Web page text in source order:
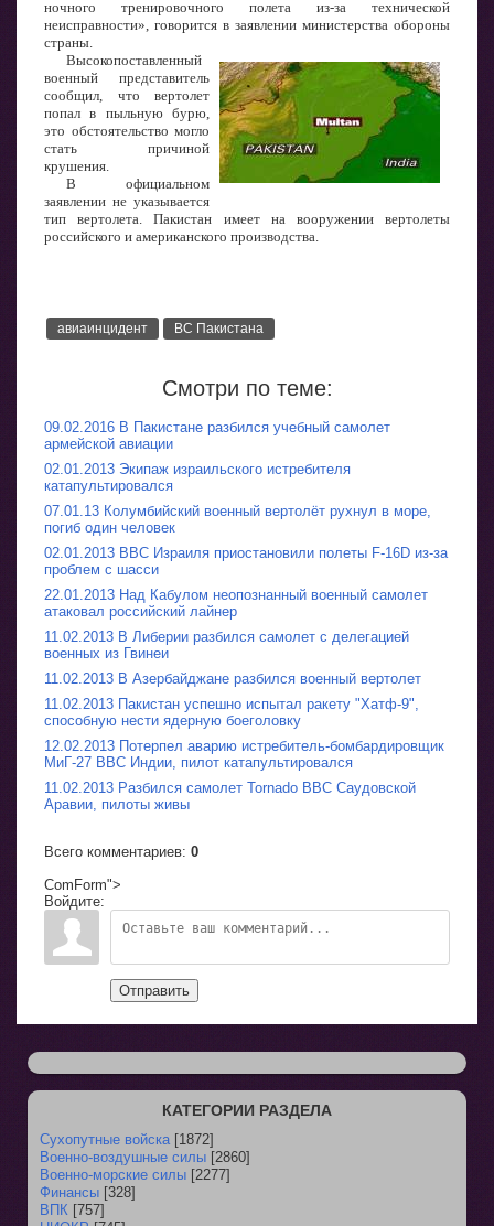
ночного тренировочного полета из-за технической
неисправности», говорится в заявлении министерства обороны
страны.
Высокопоставленный
военный представитель
сообщил, что вертолет
попал в пыльную бурю,
это обстоятельство могло
стать причиной
крушения.
В официальном
заявлении не указывается
тип вертолета. Пакистан имеет на вооружении вертолеты
российского и американского производства.
авиаинцидент ВС Пакистана
Смотри по теме:
09.02.2016 В Пакистане разбился учебный самолет
армейской авиации
02.01.2013 Экипаж израильского истребителя
катапультировался
07.01.13 Колумбийский военный вертолёт рухнул в море,
погиб один человек
02.01.2013 ВВС Израиля приостановили полеты F-16D из-за
проблем с шасси
22.01.2013 Над Кабулом неопознанный военный самолет
атаковал российский лайнер
11.02.2013 В Либерии разбился самолет с делегацией
военных из Гвинеи
11.02.2013 В Азербайджане разбился военный вертолет
11.02.2013 Пакистан успешно испытал ракету "Хатф-9",
способную нести ядерную боеголовку
12.02.2013 Потерпел аварию истребитель-бомбардировщик
МиГ-27 ВВС Индии, пилот катапультировался
11.02.2013 Разбился самолет Tornado ВВС Саудовской
Аравии, пилоты живы
Всего комментариев: 0
ComForm">
Войдите:
Отправить
КАТЕГОРИИ РАЗДЕЛА
Сухопутные войска [1872]
Военно-воздушные силы [2860]
Военно-морские силы [2277]
Финансы [328]
ВПК [757]